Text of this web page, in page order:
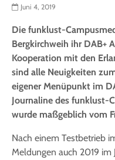
Juni 4, 2019
Die funklust-
Bergkirchweih ihr DAB+
Kooperation mit den
sind alle Neuigkeiten
eigener Menüpunkt im
Journaline des funklust-
wurde maßgeblich vom
Nach einem Testbetrieb
Meldungen auch 2019 im